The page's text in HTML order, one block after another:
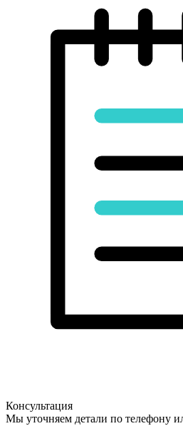
Консультация
Мы уточняем детали по телефону